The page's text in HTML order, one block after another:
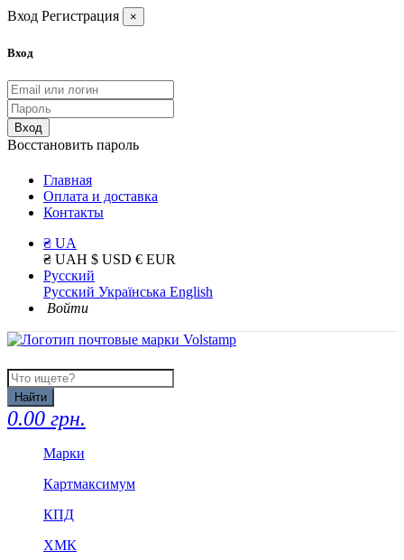
Вход Регистрация ×
Вход
Вход
Восстановить пароль
Главная
Оплата и доставка
Контакты
₴ UA
₴ UAH $ USD € EUR
Русский
Русский Українська English
Войти
Найти
0.00 грн.
Марки
Картмаксимум
КПД
ХМК